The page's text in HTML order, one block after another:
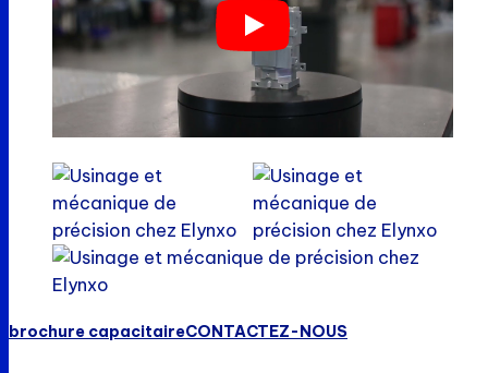
brochure capacitaireCONTACTEZ-NOUS